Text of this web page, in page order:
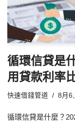
循環信貸是
用貸款利率
快速借錢管道 8月
循環信貸是什麼？